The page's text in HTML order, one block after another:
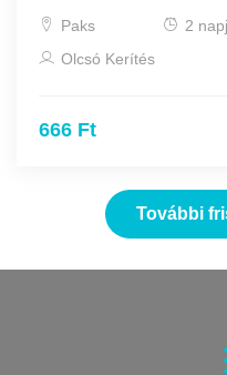
Paks
2
Olcsó Kerítés
666 Ft
További